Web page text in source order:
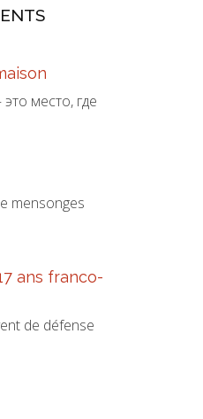
место, где
mensonges
ans franco-
de défense